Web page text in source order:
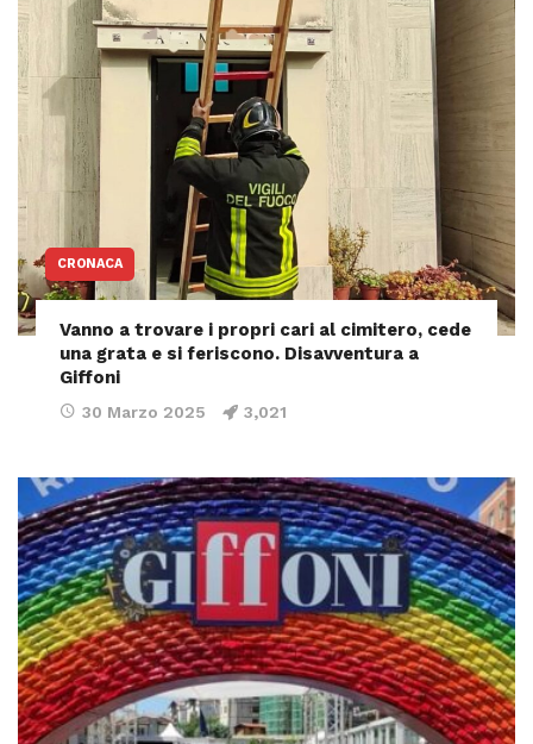
CRONACA
Vanno a trovare i propri cari al cimitero, cede
una grata e si feriscono. Disavventura a
Giffoni
30 Marzo 2025 3,021